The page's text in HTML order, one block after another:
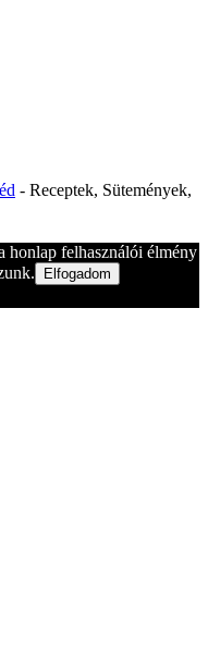
- Receptek, Sütemények,
honlap felhasználói élmény
Elfogadom